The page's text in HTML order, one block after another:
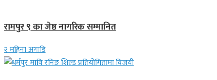
रामपुर ९ का जेष्ठ नागरिक सम्मानित
२ महिना अगाडि